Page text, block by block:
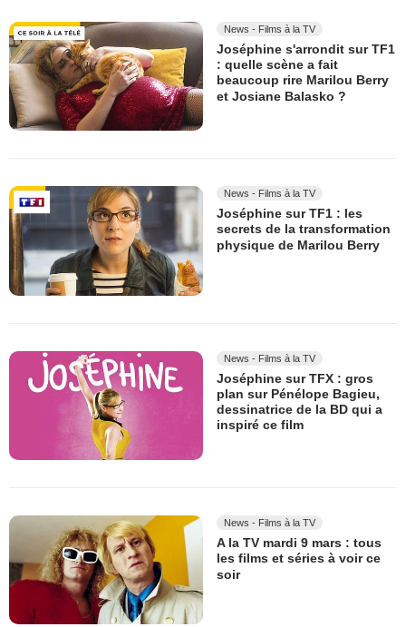
News - Films à la TV
Joséphine s'arrondit sur TF1
: quelle scène a fait
beaucoup rire Marilou Berry
et Josiane Balasko ?
News - Films à la TV
Joséphine sur TF1 : les
secrets de la transformation
physique de Marilou Berry
News - Films à la TV
Joséphine sur TFX : gros
plan sur Pénélope Bagieu,
dessinatrice de la BD qui a
inspiré ce film
News - Films à la TV
A la TV mardi 9 mars : tous
les films et séries à voir ce
soir